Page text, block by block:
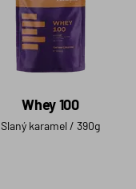
Whey 100
Slaný karamel / 390g